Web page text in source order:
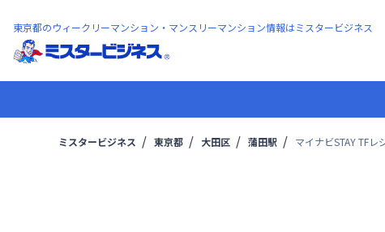
東京都のウィークリーマンション・マンスリーマンション情報はミスタービジネス
ミスタービジネス 東京都 大田区 蒲田駅 マイナビSTAY TFレ